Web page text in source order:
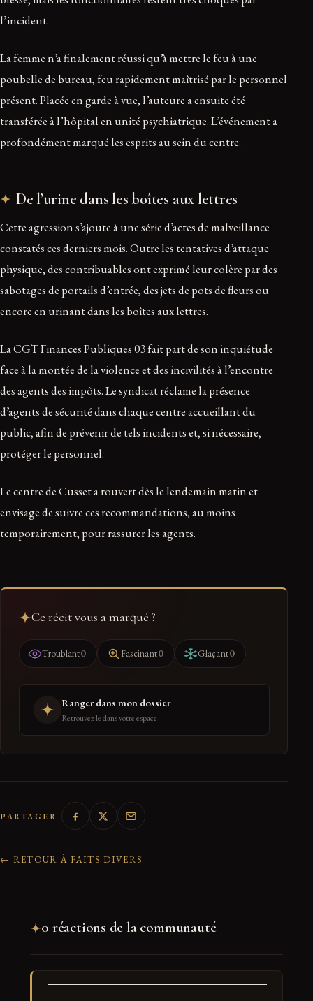
l’incident.
La femme n’a finalement réussi qu’à mettre le feu à une
poubelle de bureau, feu rapidement maîtrisé par le personnel
présent. Placée en garde à vue, l’auteure a ensuite été
transférée à l’hôpital en unité psychiatrique. L’événement a
profondément marqué les esprits au sein du centre.
De l’urine dans les boîtes aux lettres
Cette agression s’ajoute à une série d’actes de malveillance
constatés ces derniers mois. Outre les tentatives d’attaque
physique, des contribuables ont exprimé leur colère par des
sabotages de portails d’entrée, des jets de pots de fleurs ou
encore en urinant dans les boîtes aux lettres.
La CGT Finances Publiques 03 fait part de son inquiétude
face à la montée de la violence et des incivilités à l’encontre
des agents des impôts. Le syndicat réclame la présence
d’agents de sécurité dans chaque centre accueillant du
public, afin de prévenir de tels incidents et, si nécessaire,
protéger le personnel.
Le centre de Cusset a rouvert dès le lendemain matin et
envisage de suivre ces recommandations, au moins
temporairement, pour rassurer les agents.
Ce récit vous a marqué ?
Troublant0 Fascinant0 Glaçant0
Ranger dans mon dossier
Retrouvez-le dans votre espace
PARTAGER
← RETOUR À FAITS DIVERS
0 réactions de la communauté